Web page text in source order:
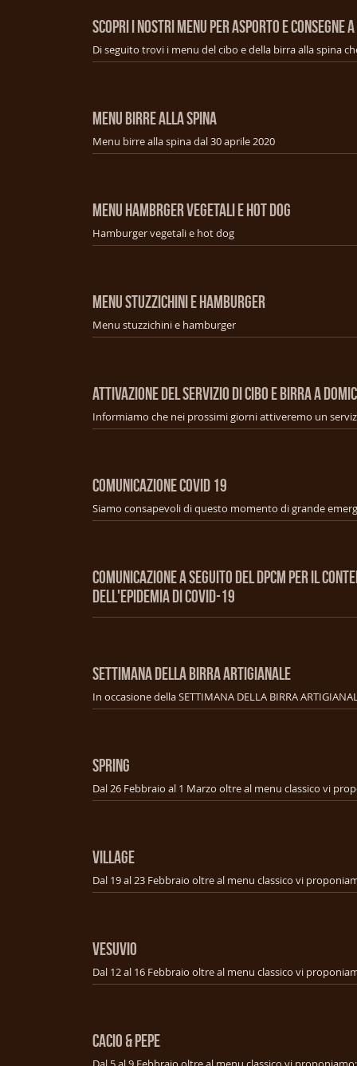
SCOPRI I NOSTRI MENU PER ASPORTO E CONSEGNE
MENU BIRRE ALLA SPINA
Menu birre alla spina dal 30 aprile 2020
MENU HAMBRGER VEGETALI E HOT DOG
Hamburger vegetali e hot dog
MENU STUZZICHINI E HAMBURGER
Menu stuzzichini e hamburger
ATTIVAZIONE DEL SERVIZIO DI CIBO E BIRRA A
COMUNICAZIONE COVID 19
COMUNICAZIONE A SEGUITO DEL DPCM PER IL
DELL'EPIDEMIA DI COVID-19
SETTIMANA DELLA BIRRA ARTIGIANALE
SPRING
VILLAGE
VESUVIO
CACIO & PEPE